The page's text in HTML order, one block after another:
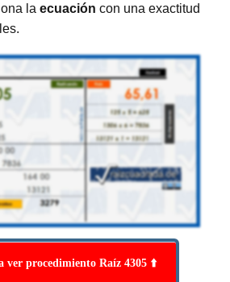
la ecuación con una exactitud
ver procedimiento Raíz 4305 ⬆️